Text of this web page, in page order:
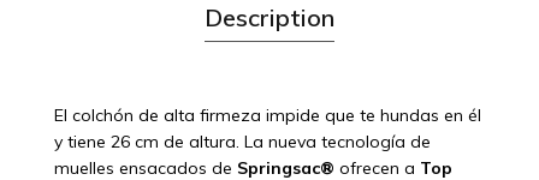
Description
El colchón de alta firmeza impide que te hundas en él
y tiene 26 cm de altura. La nueva tecnología de
muelles ensacados de Springsac® ofrecen a Top